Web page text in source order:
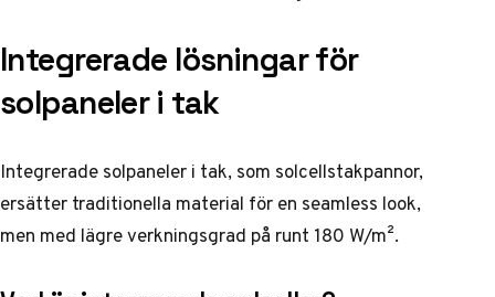
Integrerade lösningar för
solpaneler i tak
Integrerade solpaneler i tak, som solcellstakpannor,
ersätter traditionella material för en seamless look,
men med lägre verkningsgrad på runt 180 W/m².